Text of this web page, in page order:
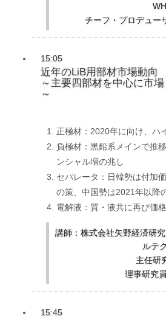
チーフ・プロデュー
15:05
近年のLiB用部材市場動向
～主要四部材を中心に市
～
正極材：2020年に向け、ハ
負極材：黒鉛系メインで推
ンシャル増の兆し
セパレータ：日韓勢は付加
の策、中国勢は2021年以降
電解液：質・液共に再び価
講師：株式会社矢野経済研
ルテ
主任研
理事研究員
15:45